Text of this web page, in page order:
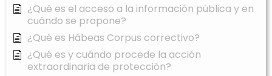
¿Qué es el acceso a la información pública y en
cuándo se propone?
¿Qué es Hábeas Corpus correctivo?
¿Qué es y cuándo procede la acción
extraordinaria de protección?